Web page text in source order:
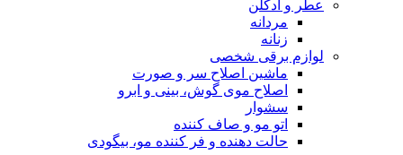
عطر و ادکلن
مردانه
زنانه
لوازم برقی شخصی
ماشین اصلاح سر و صورت
اصلاح موی گوش، بینی و ابرو
سشوار
اتو مو و صاف کننده
حالت دهنده و فر کننده مو، بیگودی